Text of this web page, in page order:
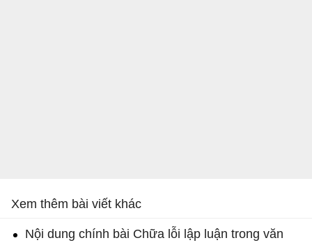
Xem thêm bài viết khác
Nội dung chính bài Chữa lỗi lập luận trong văn